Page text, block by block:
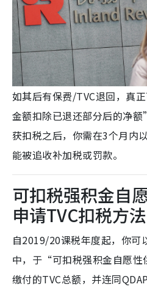
如其后有保费/TVC退回，真
金额扣除已退还部分后的净
获扣税之后，你需在3个月内
能被追收补加税或罚款。
可扣税强积金自
申请TVC扣税方法
自2019/20课税年度起，你可
中，于“可扣税强积金自愿
缴付的TVC总额，并连同